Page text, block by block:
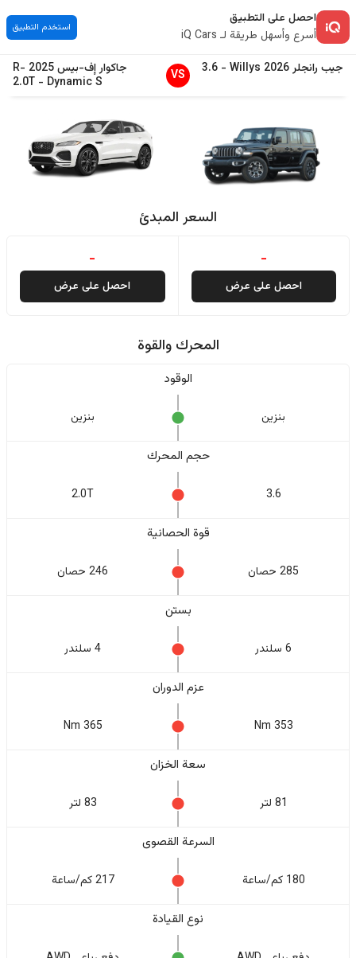
احصل على التطبيق
أسرع وأسهل طريقة لـ iQ Cars
استخدم التطبيق
جيب رانجلر2026
Willys
-
3.6
VS جاكوارإف-بيس2025
R-
Dynamic S
-
2.0T
السعر المبدئ
-
احصل على عرض
-
احصل على عرض
المحرك والقوة
الوقود
بنزين بنزين
حجم المحرك
3.6
2.0T
قوة الحصانية
285 حصان 246 حصان
بستن
6 سلندر 4 سلندر
عزم الدوران
353 Nm
365 Nm
سعة الخزان
81 لتر 83 لتر
السرعة القصوى
180 كم/ساعة 217 كم/ساعة
نوع القيادة